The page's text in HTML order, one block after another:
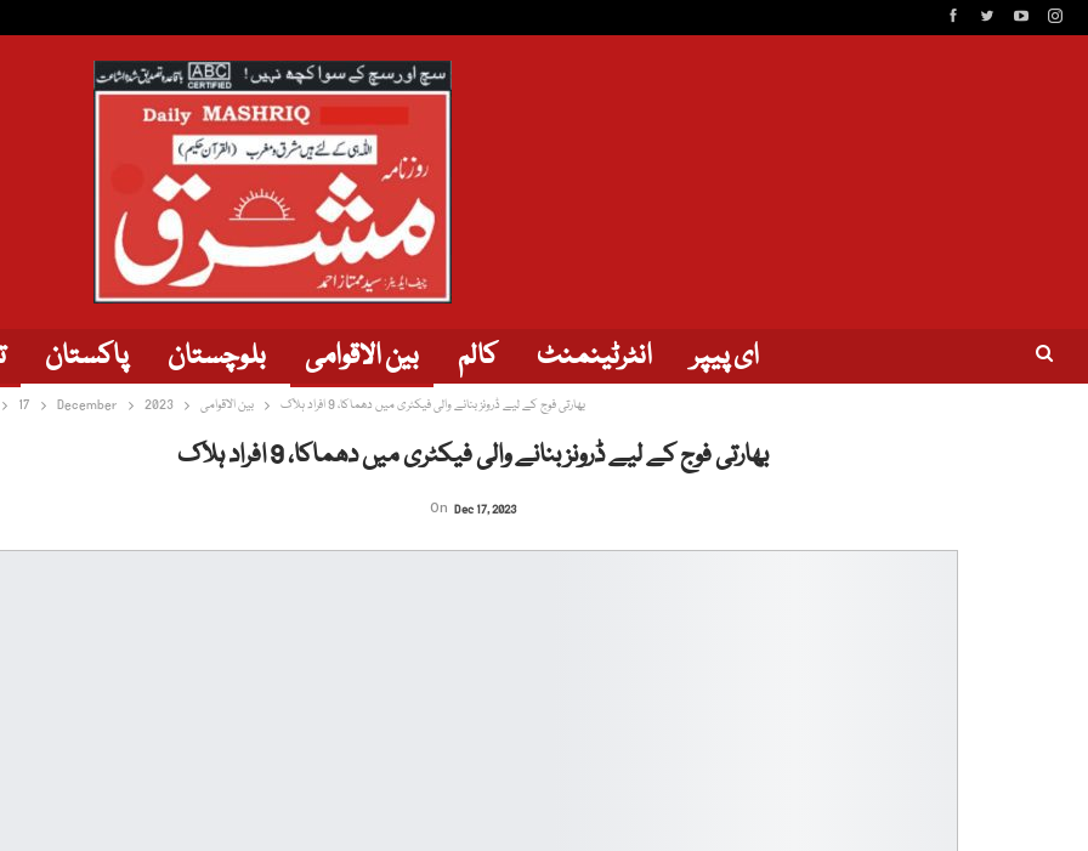
پاکستان بلوچستان بین الاقوامی کالم انٹرٹینمنٹ ای پیپر
17 December 2023 بین الاقوامی بھارتی فوج کے لیے ڈرونز بنانے والی فیکٹری میں دھماکا، 9 افراد ہلاک
بھارتی فوج کے لیے ڈرونز بنانے والی فیکٹری میں دھماکا، 9 افراد ہلاک
On Dec 17, 2023